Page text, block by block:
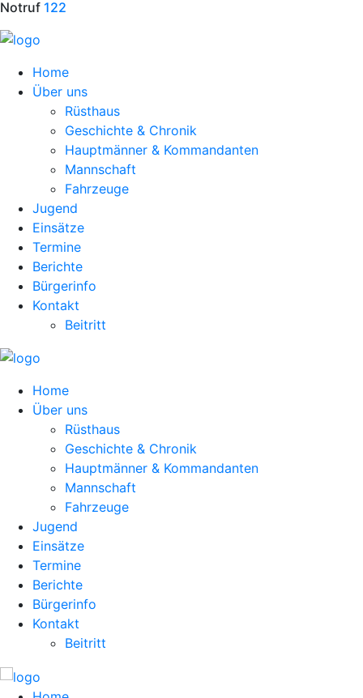
Notruf 122
Home
Über uns
Rüsthaus
Geschichte & Chronik
Hauptmänner & Kommandanten
Mannschaft
Fahrzeuge
Jugend
Einsätze
Termine
Berichte
Bürgerinfo
Kontakt
Beitritt
Home
Über uns
Rüsthaus
Geschichte & Chronik
Hauptmänner & Kommandanten
Mannschaft
Fahrzeuge
Jugend
Einsätze
Termine
Berichte
Bürgerinfo
Kontakt
Beitritt